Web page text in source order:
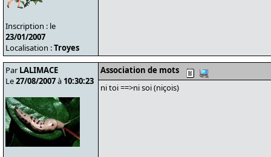
Inscription : le
23/01/2007
Localisation :Troyes
Par LALIMACE
Le27/08/2007à 10:30:23
Association de mots
ni toi ==>ni soi (niçois)